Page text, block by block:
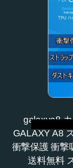
galaxya8
GALAXY A8
衝撃保護 衝撃
送料無料